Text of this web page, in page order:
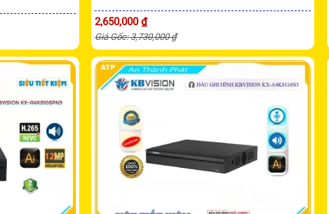
2,650,000 ₫
Giá Gốc: 3,730,000 ₫